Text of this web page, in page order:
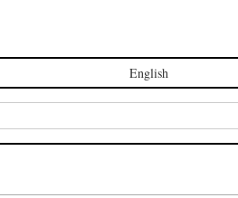
English